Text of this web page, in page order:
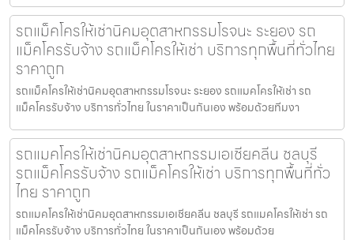
รถแม็คโครให้เช่านิคมอุตสาหกรรมโรจนะ ระยอง รถ
แม็คโครรับจ้าง รถแม็คโครให้เช่า บริการทุกพื้นที่ทั่วไทย
ราคาถูก
รถแม็คโครให้เช่านิคมอุตสาหกรรมโรจนะ ระยอง รถแมคโครให้เช่า รถ
แม็คโครรับจ้าง บริการทั่วไทย ในราคาเป็นกันเอง พร้อมด้วยทีมงา
รถแมคโครให้เช่านิคมอุตสาหกรรมเอเชียคลีน ชลบุรี
รถแม็คโครรับจ้าง รถแม็คโครให้เช่า บริการทุกพื้นที่ทั่ว
ไทย ราคาถูก
รถแมคโครให้เช่านิคมอุตสาหกรรมเอเชียคลีน ชลบุรี รถแมคโครให้เช่า รถ
แม็คโครรับจ้าง บริการทั่วไทย ในราคาเป็นกันเอง พร้อมด้วย